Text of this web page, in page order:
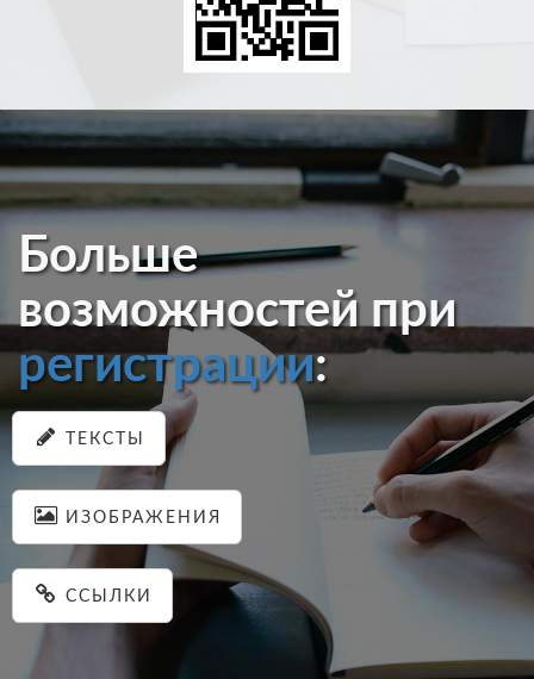
Больше
возможностей при
регистрации:
ТЕКСТЫ
ИЗОБРАЖЕНИЯ
ССЫЛКИ